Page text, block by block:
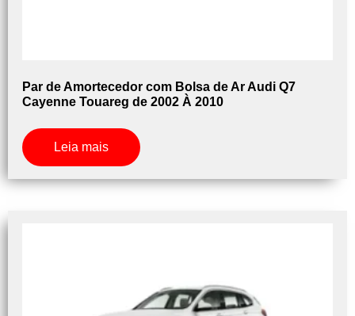
Par de Amortecedor com Bolsa de Ar Audi Q7
Cayenne Touareg de 2002 À 2010
Leia mais